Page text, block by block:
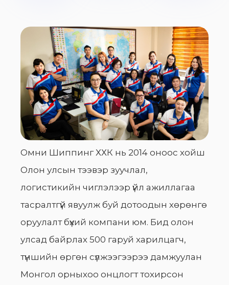
Омни Шиппинг ХХК нь 2014 оноос хойш
Олон улсын тээвэр зуучлал,
логистикийн чиглэлээр үйл ажиллагаа
тасралтгүй явуулж буй дотоодын хөрөнгө
оруулалт бүхий компани юм. Бид олон
улсад байрлах 500 гаруй харилцагч,
түншийн өргөн сүлжээгээрээ дамжуулан
Монгол орныхоо онцлогт тохирсон